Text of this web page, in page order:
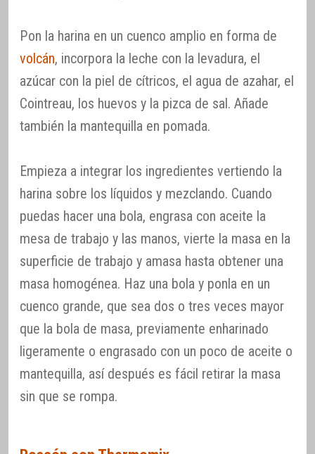
Pon la harina en un cuenco amplio en forma de
volcán, incorpora la leche con la levadura, el
azúcar con la piel de cítricos, el agua de azahar, el
Cointreau, los huevos y la pizca de sal. Añade
también la mantequilla en pomada.
Empieza a integrar los ingredientes vertiendo la
harina sobre los líquidos y mezclando. Cuando
puedas hacer una bola, engrasa con aceite la
mesa de trabajo y las manos, vierte la masa en la
superficie de trabajo y amasa hasta obtener una
masa homogénea. Haz una bola y ponla en un
cuenco grande, que sea dos o tres veces mayor
que la bola de masa, previamente enharinado
ligeramente o engrasado con un poco de aceite o
mantequilla, así después es fácil retirar la masa
sin que se rompa.